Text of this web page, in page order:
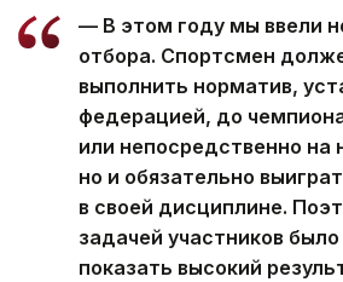
— В этом году мы ввели
отбора. Спортсмен
выполнить норматив,
федерацией, до
или непосредственно на
но и обязательно
в своей дисциплине.
задачей участников
показать высокий